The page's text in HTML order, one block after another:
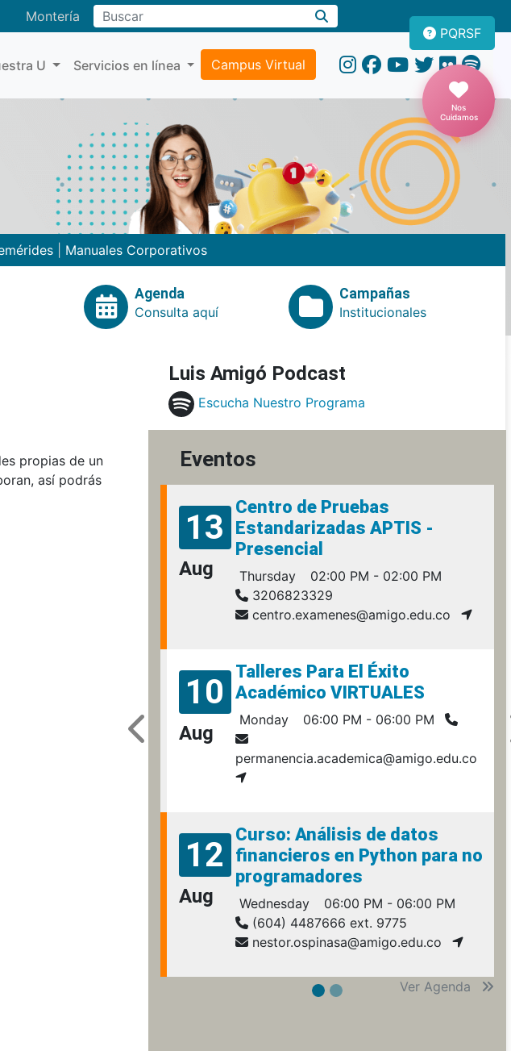
MonteríaBuscar
U Servicios en línea Campus Virtual
PQRSF
Nos
Cuidamos
Manuales Corporativos
Agenda
Consulta aquí
Campañas
Institucionales
propias de un
así podrás
Luis Amigó Podcast
Escucha Nuestro Programa
Eventos
13
Aug
Centro de Pruebas
Estandarizadas APTIS -
Presencial
Thursday
02:00 PM - 02:00 PM
3206823329
centro.examenes@amigo.edu.co
10
Aug
Talleres Para El Éxito
Académico VIRTUALES
Monday 06:00 PM - 06:00 PM
permanencia.academica@amigo.edu.co
12
Aug
Curso: Análisis de datos
financieros en Python para no
programadores
Wednesday
06:00 PM - 06:00 PM
(604) 4487666 ext. 9775
nestor.ospinasa@amigo.edu.co
Ver Agenda